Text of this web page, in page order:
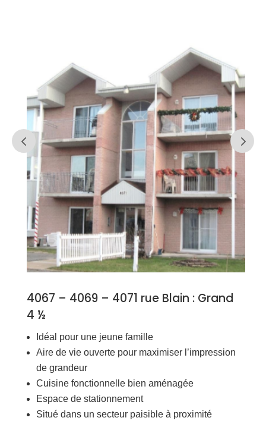
4067 – 4069 – 4071 rue Blain : Grand
4 ½
Idéal pour une jeune famille
Aire de vie ouverte pour maximiser l’impression
de grandeur
Cuisine fonctionnelle bien aménagée
Espace de stationnement
Situé dans un secteur paisible à proximité